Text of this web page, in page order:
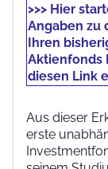
>>> Hier
Angaben zu
Ihren
Aktienfonds
diesen Link
Aus dieser
erste